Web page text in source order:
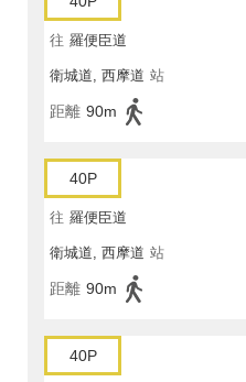
往 羅便臣道
衛城道, 西摩道 站
距離 90m
40P
往 羅便臣道
衛城道, 西摩道 站
距離 90m
40P